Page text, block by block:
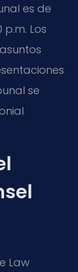
es de
p.m. Los
se
Law